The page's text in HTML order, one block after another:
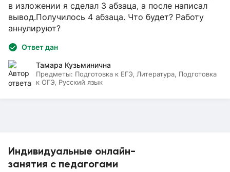
Индивидуальные онлайн-
занятия с педагогами
в изложении я сделал 3 абзаца, а после написал
вывод.Получилось 4 абзаца. Что будет? Работу
аннулируют?
Ответ дан
Тамара Кузьминична
Предметы: Подготовка к ЕГЭ, Литература, Подготовка
к ОГЭ, Русский язык